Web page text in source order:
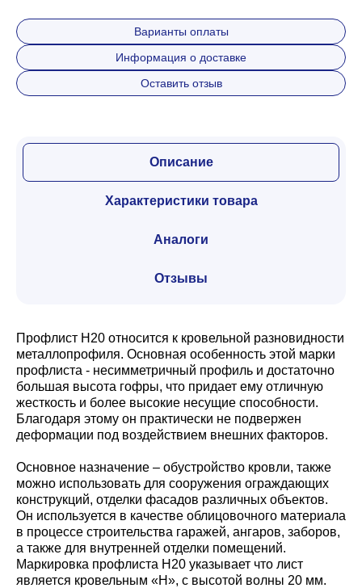
Варианты оплаты
Информация о доставке
Оставить отзыв
Описание
Характеристики товара
Аналоги
Отзывы
Профлист Н20 относится к кровельной разновидности
металлопрофиля. Основная особенность этой марки
профлиста - несимметричный профиль и достаточно
большая высота гофры, что придает ему отличную
жесткость и более высокие несущие способности.
Благодаря этому он практически не подвержен
деформации под воздействием внешних факторов.
Основное назначение – обустройство кровли, также
можно использовать для сооружения ограждающих
конструкций, отделки фасадов различных объектов.
Он используется в качестве облицовочного материала
в процессе строительства гаражей, ангаров, заборов,
а также для внутренней отделки помещений.
Маркировка профлиста Н20 указывает что лист
является кровельным «Н», с высотой волны 20 мм.